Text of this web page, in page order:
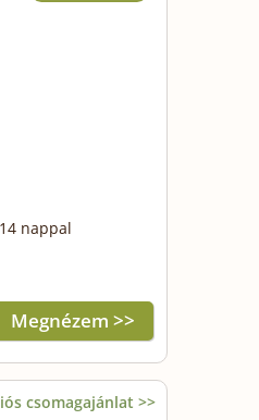
nappal
Megnézem >>
csomagajánlat >>